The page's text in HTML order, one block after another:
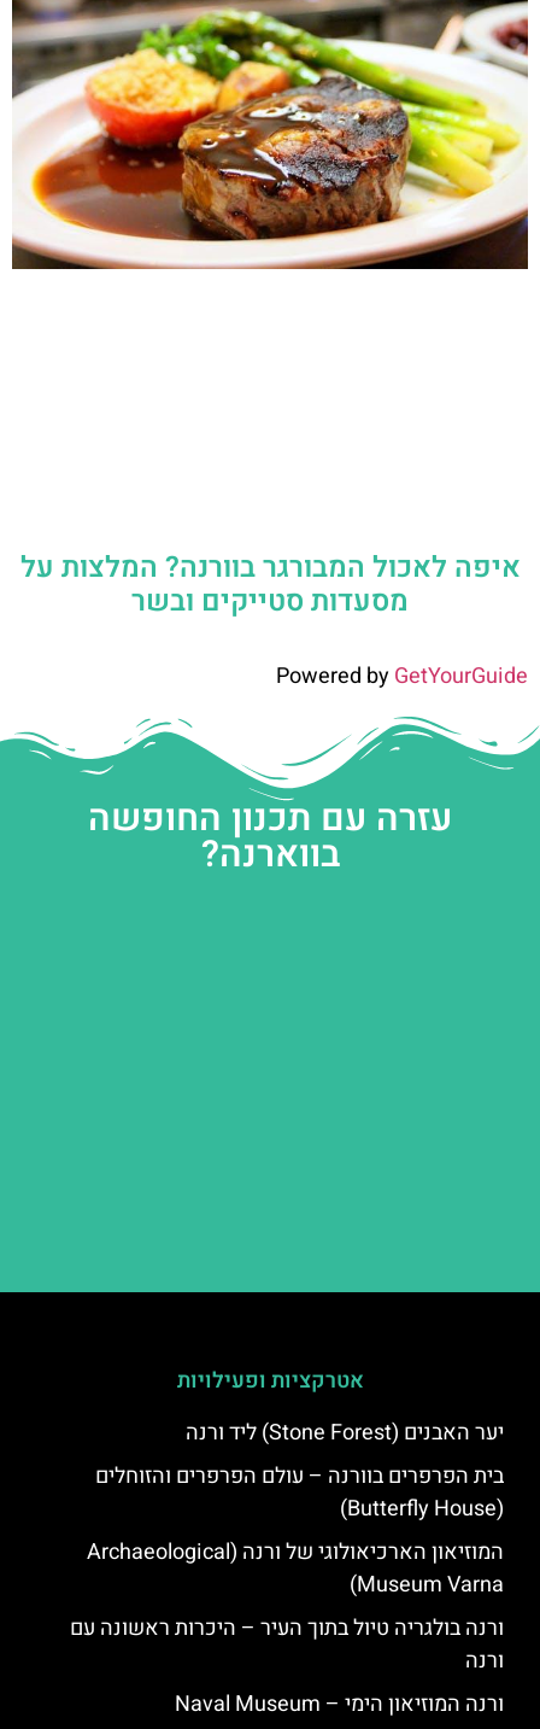
איפה לאכול המבורגר בוורנה? המלצות על
מסעדות סטייקים ובשר
Powered byGetYourGuide
עזרה עם תכנון החופשה
בווארנה?
אטרקציות ופעילויות
יער האבנים (Stone Forest) ליד ורנה
בית הפרפרים בוורנה – עולם הפרפרים והזוחלים
(Butterfly House)
המוזיאון הארכיאולוגי של ורנה (Archaeological
Museum Varna)
ורנה בולגריה טיול בתוך העיר – היכרות ראשונה עם
ורנה
ורנה המוזיאון הימי – Naval Museum